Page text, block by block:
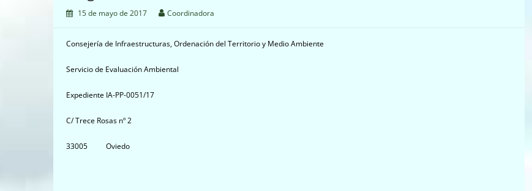
15 de mayo de 2017 Coordinadora
Consejería de Infraestructuras, Ordenación del Territorio y Medio Ambiente
Servicio de Evaluación Ambiental
Expediente IA-PP-0051/17
C/ Trece Rosas nº 2
33005 Oviedo